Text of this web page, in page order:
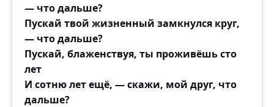
— что дальше?
Пускай твой жизненный замкнулся круг,
— что дальше?
Пускай, блаженствуя, ты проживёшь сто
лет
И сотню лет ещё, — скажи, мой друг, что
дальше?